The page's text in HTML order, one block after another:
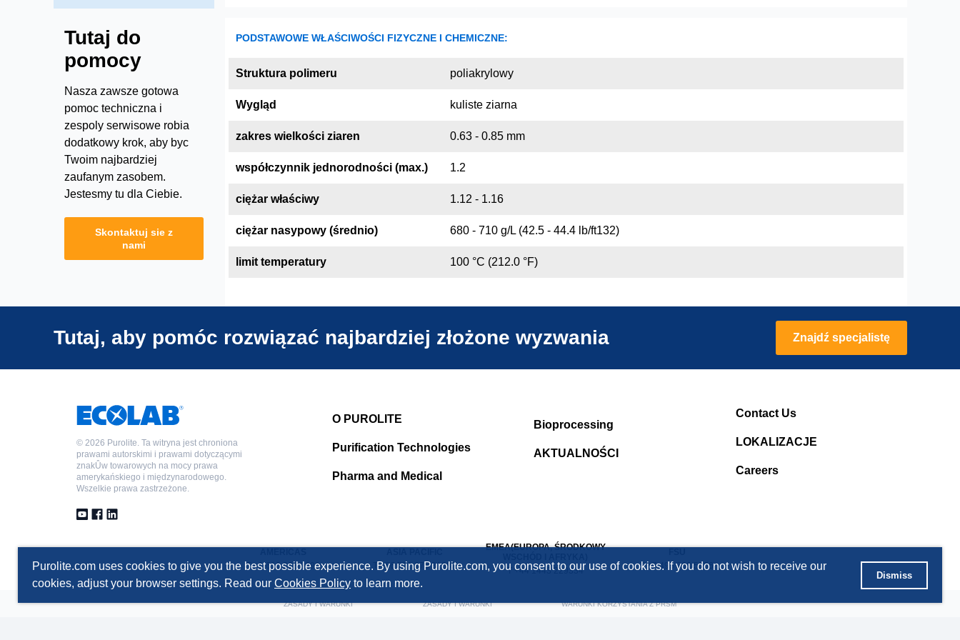
Tutaj do
pomocy
Nasza zawsze gotowa
pomoc techniczna i
zespoly serwisowe robia
dodatkowy krok, aby byc
Twoim najbardziej
zaufanym zasobem.
Jestesmy tu dla Ciebie.
Skontaktuj sie z
nami
PODSTAWOWE WŁAŚCIWOŚCI FIZYCZNE I CHEMICZNE:
Struktura polimeru poliakrylowy
Wygląd kuliste ziarna
zakres wielkości ziaren 0.63 - 0.85 mm
współczynnik jednorodności (max.) 1.2
ciężar właściwy 1.12 - 1.16
ciężar nasypowy (średnio) 680 - 710 g/L (42.5 - 44.4 lb/ft132)
limit temperatury 100 °C (212.0 °F)
Purolite.com uses cookies to give you the best possible experience. By using Purolite.com, you consent to our use of cookies. If you do not wish to receive our
cookies, adjust your browser settings. Read our Cookies Policy to learn more.
Dismiss
Tutaj, aby pomóc rozwiązać najbardziej złożone wyzwania Znajdź specjalistę
© 2026 Purolite. Ta witryna jest chroniona
prawami autorskimi i prawami dotyczącymi
znakÛw towarowych na mocy prawa
amerykańskiego i międzynarodowego.
Wszelkie prawa zastrzeżone.
O PUROLITE
Purification Technologies
Pharma and Medical
Bioprocessing
AKTUALNOŚCI
Contact Us
LOKALIZACJE
Careers
T +1 610 668 9090
T +86 571 876 31382
EMEA(EUROPA, ŚRODKOWY
T +44 1443 229334
T +7 495 363 5056
ZASADY I WARUNKI ZASADY I WARUNKI WARUNKI KORZYSTANIA Z PRSM